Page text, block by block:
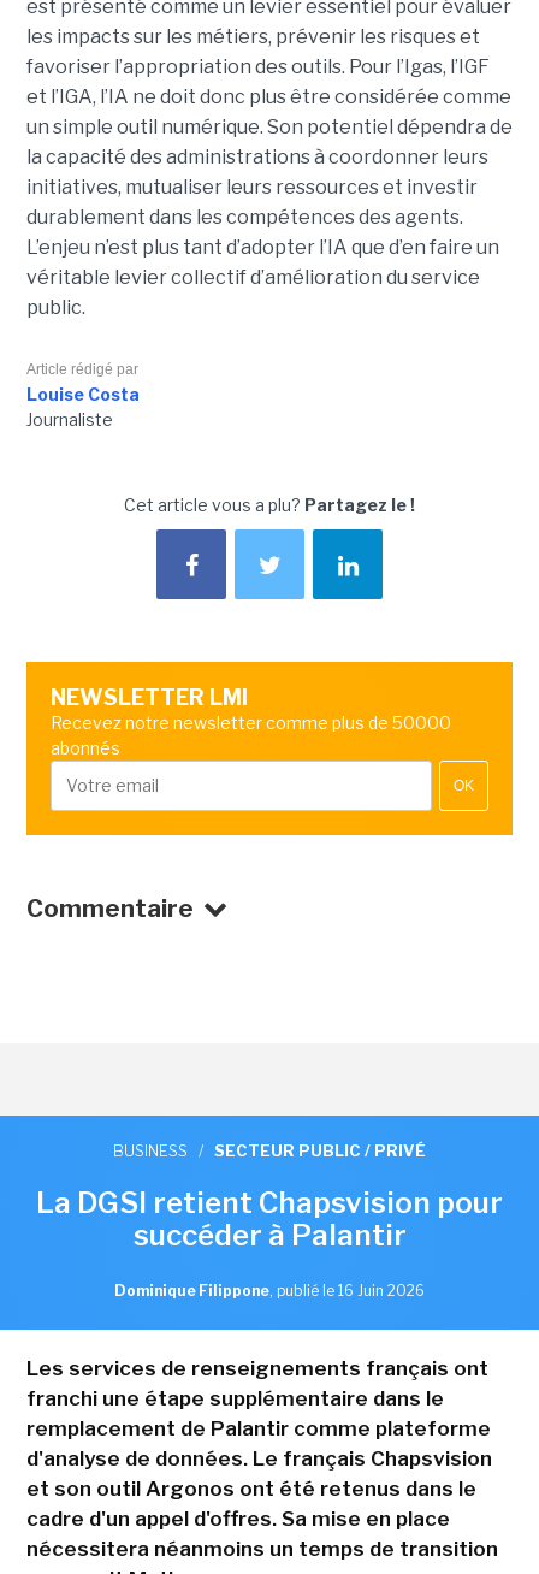
est présenté comme un levier essentiel pour évaluer
les impacts sur les métiers, prévenir les risques et
favoriser l’appropriation des outils. Pour l’Igas, l’IGF
et l’IGA, l’IA ne doit donc plus être considérée comme
un simple outil numérique. Son potentiel dépendra de
la capacité des administrations à coordonner leurs
initiatives, mutualiser leurs ressources et investir
durablement dans les compétences des agents.
L’enjeu n’est plus tant d’adopter l’IA que d’en faire un
véritable levier collectif d’amélioration du service
public.
Article rédigé par
Louise Costa
Journaliste
Cet article vous a plu? Partagez le !
NEWSLETTER LMI
Recevez notre newsletter comme plus de 50000
abonnés
OK
Commentaire
BUSINESS / SECTEUR PUBLIC / PRIVÉ
La DGSI retient Chapsvision pour
succéder à Palantir
Dominique Filippone, publié le 16 Juin 2026
Les services de renseignements français ont
franchi une étape supplémentaire dans le
remplacement de Palantir comme plateforme
d'analyse de données. Le français Chapsvision
et son outil Argonos ont été retenus dans le
cadre d'un appel d'offres. Sa mise en place
nécessitera néanmoins un temps de transition